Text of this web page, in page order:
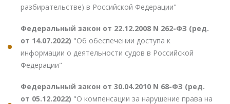
разбирательстве) в Российской Федерации"
Федеральный закон от 22.12.2008 N 262-ФЗ (ред.
от 14.07.2022) "Об обеспечении доступа к
информации о деятельности судов в Российской
Федерации"
Федеральный закон от 30.04.2010 N 68-ФЗ (ред.
от 05.12.2022) "О компенсации за нарушение права на